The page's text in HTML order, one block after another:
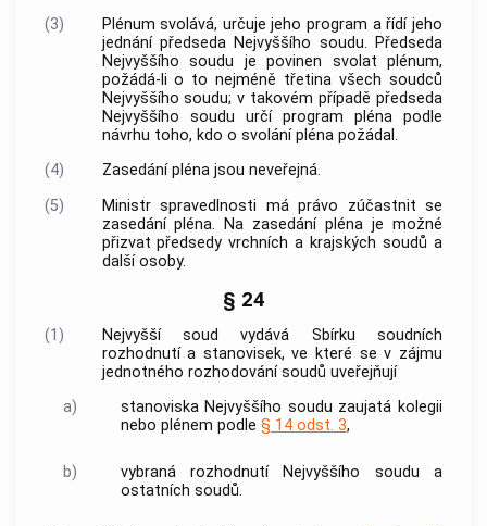
(3)
Plénum svolává, určuje jeho program a řídí jeho
jednání předseda Nejvyššího soudu. Předseda
Nejvyššího soudu je povinen svolat plénum,
požádá-li o to nejméně třetina všech soudců
Nejvyššího soudu; v takovém případě předseda
Nejvyššího soudu určí program pléna podle
návrhu toho, kdo o svolání pléna požádal.
(4)
Zasedání pléna jsou neveřejná.
(5)
Ministr spravedlnosti má právo zúčastnit se
zasedání pléna. Na zasedání pléna je možné
přizvat předsedy vrchních a krajských soudů a
další osoby.
§ 24
(1)
Nejvyšší soud vydává Sbírku soudních
rozhodnutí a stanovisek, ve které se v zájmu
jednotného rozhodování soudů uveřejňují
a)
stanoviska Nejvyššího soudu zaujatá kolegii
nebo plénem podle § 14 odst. 3,
b)
vybraná rozhodnutí Nejvyššího soudu a
ostatních soudů.